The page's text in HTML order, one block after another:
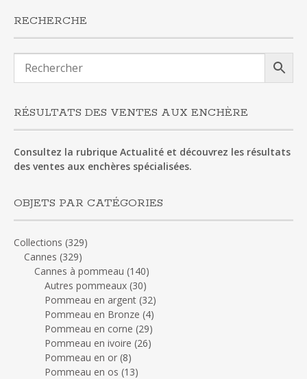
RECHERCHE
RÉSULTATS DES VENTES AUX ENCHÈRE
Consultez la rubrique Actualité et découvrez les résultats
des ventes aux enchères spécialisées.
OBJETS PAR CATÉGORIES
Collections (329)
Cannes (329)
Cannes à pommeau (140)
Autres pommeaux (30)
Pommeau en argent (32)
Pommeau en Bronze (4)
Pommeau en corne (29)
Pommeau en ivoire (26)
Pommeau en or (8)
Pommeau en os (13)